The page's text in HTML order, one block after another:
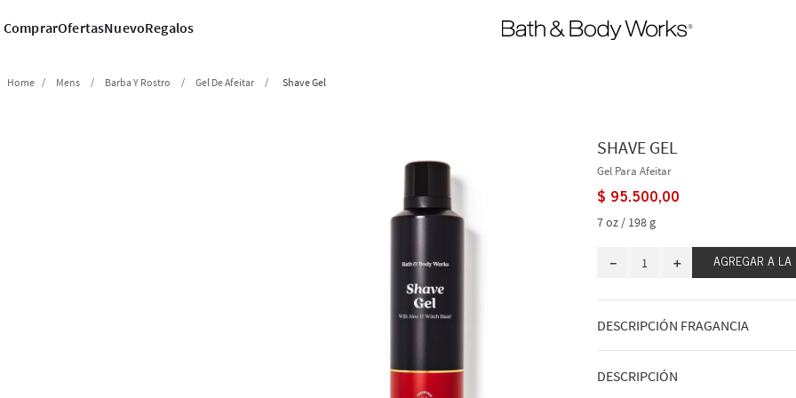
ComprarOfertasNuevoRegalos
Mens Barba Y Rostro Gel De Afeitar Shave Gel
SHAVE GEL
Gel Para Afeitar
$ 95.500,00
7 oz / 198 g
＋
－ AGREGAR A LA
DESCRIPCIÓN FRAGANCIA
A qué huele: calmante, limpiador y
DESCRIPCIÓN